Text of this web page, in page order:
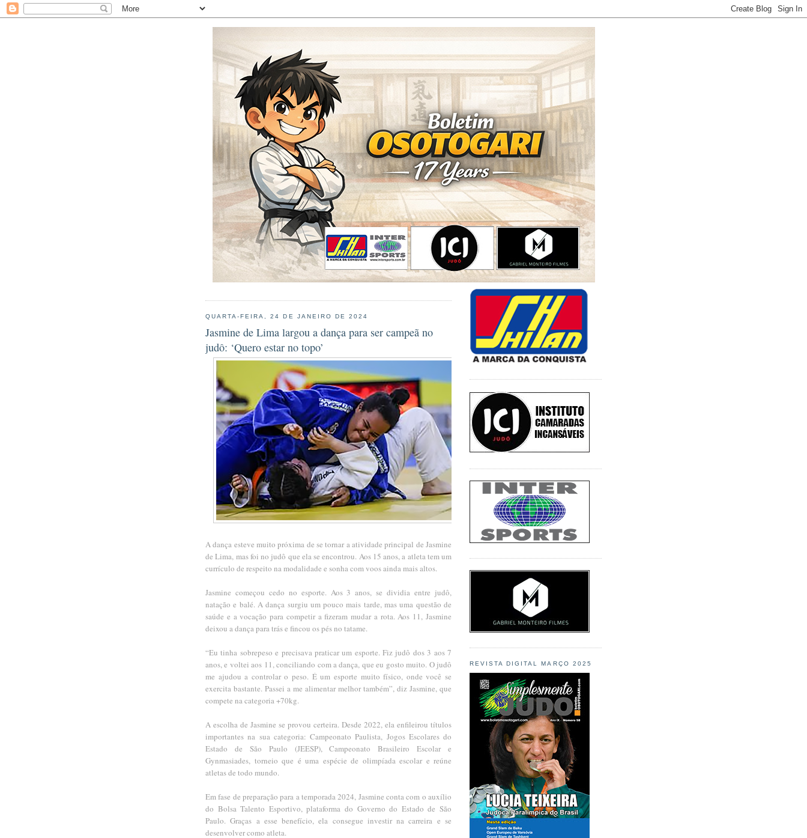
QUARTA-FEIRA, 24 DE JANEIRO DE 2024
Jasmine de Lima largou a dança para ser campeã no
judô: ‘Quero estar no topo’
A dança esteve muito próxima de se tornar a atividade principal de Jasmine
de Lima, mas foi no judô que ela se encontrou. Aos 15 anos, a atleta tem um
currículo de respeito na modalidade e sonha com voos ainda mais altos.
Jasmine começou cedo no esporte. Aos 3 anos, se dividia entre judô,
natação e balé. A dança surgiu um pouco mais tarde, mas uma questão de
saúde e a vocação para competir a fizeram mudar a rota. Aos 11, Jasmine
deixou a dança para trás e fincou os pés no tatame.
“Eu tinha sobrepeso e precisava praticar um esporte. Fiz judô dos 3 aos 7
anos, e voltei aos 11, conciliando com a dança, que eu gosto muito. O judô
me ajudou a controlar o peso. É um esporte muito físico, onde você se
exercita bastante. Passei a me alimentar melhor também”, diz Jasmine, que
compete na categoria +70kg.
A escolha de Jasmine se provou certeira. Desde 2022, ela enfileirou títulos
importantes na sua categoria: Campeonato Paulista, Jogos Escolares do
Estado de São Paulo (JEESP), Campeonato Brasileiro Escolar e
Gynmasiades, torneio que é uma espécie de olimpíada escolar e reúne
atletas de todo mundo.
Em fase de preparação para a temporada 2024, Jasmine conta com o auxílio
do Bolsa Talento Esportivo, plataforma do Governo do Estado de São
Paulo. Graças a esse benefício, ela consegue investir na carreira e se
desenvolver como atleta.
REVISTA DIGITAL MARÇO 2025